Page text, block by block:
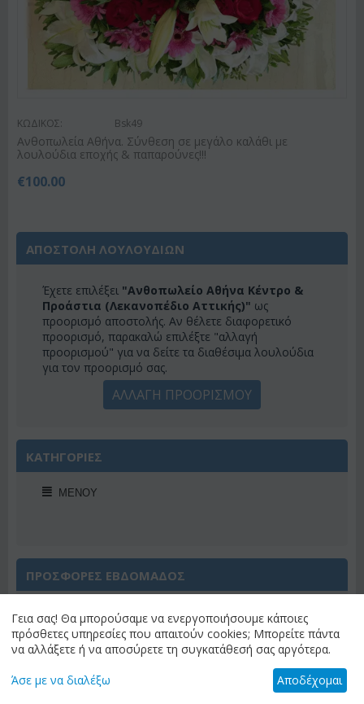
ΚΩΔΙΚΟΣ: Bsk49
Ανθοπωλεία Αθήνα. Σύνθεση σε μεγάλο καλάθι με
λουλούδια εποχής & παπαρούνες!!!
€100.00
ΑΠΟΣΤΟΛΗ ΛΟΥΛΟΥΔΙΩΝ
Έχετε επιλέξει "Ανθοπωλείο Αθήνα Κέντρο &
Προάστια (Λεκανοπέδιο Αττικής)" ως
προορισμό αποστολής. Αν θέλετε διαφορετικό
προορισμό, παρακαλώ επιλέξτε "αλλαγή
προορισμού" για να δείτε τα διαθέσιμα λουλούδια
για τον προορισμό σας.
ΑΛΛΑΓΗ ΠΡΟΟΡΙΣΜΟΥ
ΚΑΤΗΓΟΡΙΕΣ
ΜΕΝΟΎ
ΠΡΟΣΦΟΡΕΣ ΕΒΔΟΜΑΔΟΣ
Έκπτωση 22%
Γεια σας! Θα μπορούσαμε να ενεργοποιήσουμε κάποιες
πρόσθετες υπηρεσίες που απαιτούν cookies; Μπορείτε πάντα
να αλλάξετε ή να αποσύρετε τη συγκατάθεσή σας αργότερα.
Άσε με να διαλέξω Αποδέχομαι